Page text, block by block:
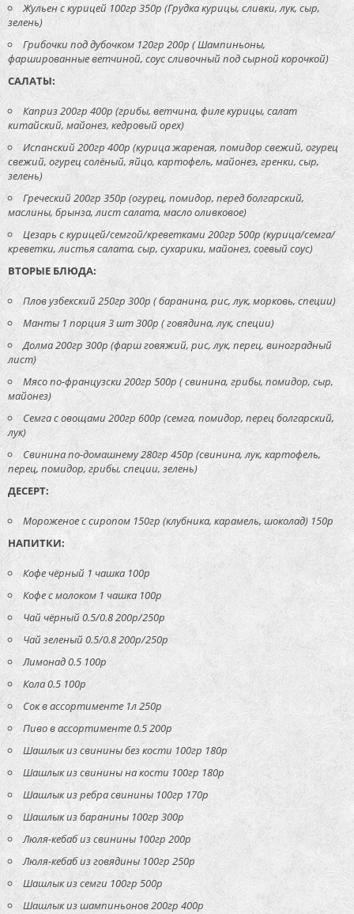
Жульен с курицей 100гр 350р (Грудка курицы, сливки, лук, сыр,
зелень)
Грибочки под дубочком 120гр 200р ( Шампиньоны,
фаршированные ветчиной, соус сливочный под сырной корочкой)
САЛАТЫ:
Каприз 200гр 400р (грибы, ветчина, филе курицы, салат
китайский, майонез, кедровый орех)
Испанский 200гр 400р (курица жареная, помидор свежий, огурец
свежий, огурец солёный, яйцо, картофель, майонез, гренки, сыр,
зелень)
Греческий 200гр 350р (огурец, помидор, перед болгарский,
маслины, брынза, лист салата, масло оливковое)
Цезарь с курицей/семгой/креветками 200гр 500р (курица/семга/
креветки, листья салата, сыр, сухарики, майонез, соевый соус)
ВТОРЫЕ БЛЮДА:
Плов узбекский 250гр 300р ( баранина, рис, лук, морковь, специи)
Манты 1 порция 3 шт 300р ( говядина, лук, специи)
Долма 200гр 300р (фарш говяжий, рис, лук, перец, виноградный
лист)
Мясо по-французски 200гр 500р ( свинина, грибы, помидор, сыр,
майонез)
Семга с овощами 200гр 600р (семга, помидор, перец болгарский,
лук)
Свинина по-домашнему 280гр 450р (свинина, лук, картофель,
перец, помидор, грибы, специи, зелень)
ДЕСЕРТ:
Мороженое с сиропом 150гр (клубника, карамель, шоколад) 150р
НАПИТКИ:
Кофе чёрный 1 чашка 100р
Кофе с молоком 1 чашка 100р
Чай чёрный 0.5/0.8 200р/250р
Чай зеленый 0.5/0.8 200р/250р
Лимонад 0.5 100р
Кола 0.5 100р
Сок в ассортименте 1л 250р
Пиво в ассортименте 0.5 200р
Шашлык из свинины без кости 100гр 180р
Шашлык из свинины на кости 100гр 180р
Шашлык из ребра свинины 100гр 170р
Шашлык из баранины 100гр 300р
Люля-кебаб из свинины 100гр 200р
Люля-кебаб из говядины 100гр 250р
Шашлык из семги 100гр 500р
Шашлык из шампиньонов 200гр 400р